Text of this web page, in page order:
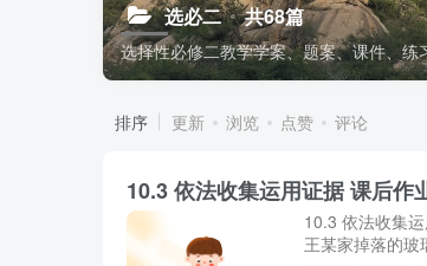
选必二 共68篇
选择性必修二教学学案、题案、课件、
排序 更新 浏览 点赞 评论
10.3 依法收集运用证据 课后作
10.3 依法收集
王某家掉落的玻